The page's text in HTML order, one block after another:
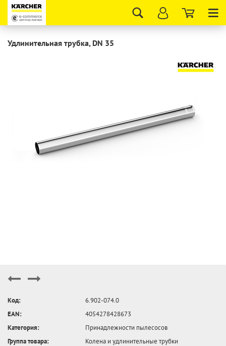
Удлинительная трубка, DN 35
Код:
6.902-074.0
EAN:
4054278428673
Категория:
Принадлежности пылесосов
Группа товара:
Колена и удлинительные трубки